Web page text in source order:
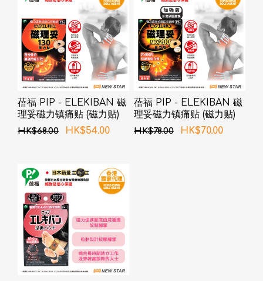
蓓福 PIP - ELEKIBAN 磁
理妥磁力镇痛贴 (磁力贴)
130MT 12粒
HK$68.00 HK$54.00
蓓福 PIP - ELEKIBAN 磁
理妥磁力镇痛贴 (磁力贴)
200MT 12粒
HK$78.00 HK$70.00